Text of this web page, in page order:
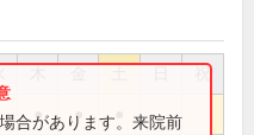
祝
● ●
合があります。来院前